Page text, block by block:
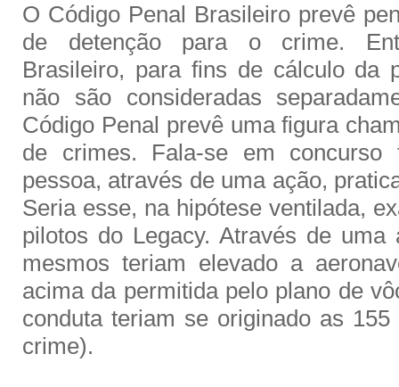
O Código Penal Brasileiro prevê
de detenção para o crime.
Brasileiro, para fins de cálculo da
não são consideradas
Código Penal prevê uma figura
de crimes. Fala-se em concurso
pessoa, através de uma ação,
Seria esse, na hipótese ventilada,
pilotos do Legacy. Através de uma
mesmos teriam elevado a
acima da permitida pelo plano de
conduta teriam se originado as
crime).